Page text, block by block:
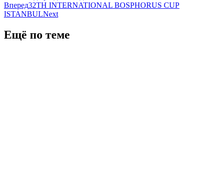
Вперед32TH INTERNATIONAL BOSPHORUS CUP
ISTANBULNext
Ещё по теме